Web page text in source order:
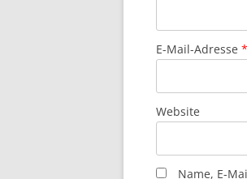
E-Mail-Adresse *
Website
Name, E-